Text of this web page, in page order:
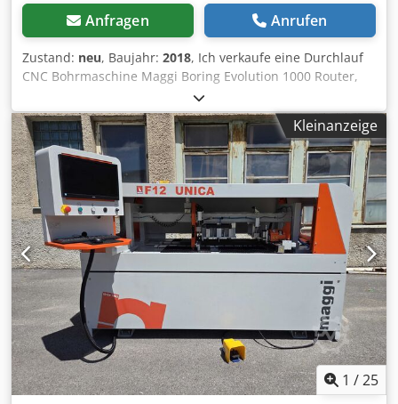
Anfragen Anrufen
Zustand: neu, Baujahr: 2018, Ich verkaufe eine Durchlauf
CNC Bohrmaschine Maggi Boring Evolution 1000 Router,
Baujahr 2018. Neumaschine aus Showroom ! Dkedpfjy U Er
Uox Ag Dor Konfigurazion: Fräsmotor 3,3kW / 24.000 rpm
11 + 4 + 2 Stk. Bohrspindels Rillensäge 1 Stk.
Zuruckfoerderung die scheibt die Elementen zuruck zu
Bedienperson oder hinten als die Durchlaufmaschine.
Max. Arbeitsbreite 1000mm Max. Elementhohe 60mm
Zusammengroesse: 2200 x 1400mm / Nur 3m2 !
Zusammengewicht: 1350 kg. Mit volle Dokumentazion und
CE. Werkzeuge inklusiv und programmiert. Sehr guter
Zusand. Verfugbar gleich.
Kleinanzeige
1 /25